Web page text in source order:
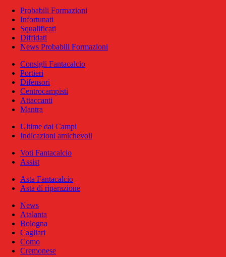
Probabili Formazioni
Infortunati
Squalificati
Diffidati
News Probabili Formazioni
Consigli Fantacalcio
Portieri
Difensori
Centrocampisti
Attaccanti
Mantra
Ultime dai Campi
Indicazioni amichevoli
Voti Fantacalcio
Assist
Asta Fantacalcio
Asta di riparazione
News
Atalanta
Bologna
Cagliari
Como
Cremonese